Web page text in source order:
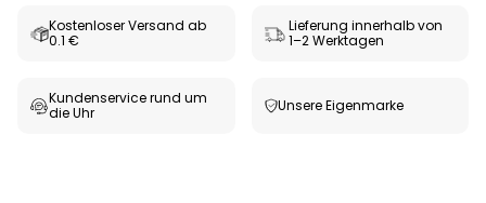
Kostenloser Versand ab
0.1 €
Lieferung innerhalb von
1–2 Werktagen
Kundenservice rund um
die Uhr
Unsere Eigenmarke